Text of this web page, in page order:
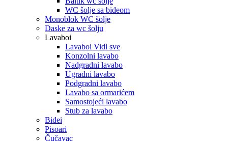
WC šolje sa bideom
Monoblok WC šolje
Daske za wc šolju
Lavaboi
Lavaboi Vidi sve
Konzolni lavabo
Nadgradni lavabo
Ugradni lavabo
Podgradni lavabo
Lavabo sa ormarićem
Samostojeći lavabo
Stub za lavabo
Bidei
Pisoari
Čučavac